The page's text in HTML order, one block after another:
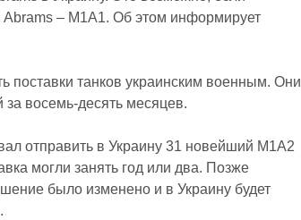
– M1A1. Об этом информирует
поставки танков украинским военным. Они
за восемь-десять месяцев.
отправить в Украину 31 новейший M1A2
могли занять год или два. Позже
было изменено и в Украину будет